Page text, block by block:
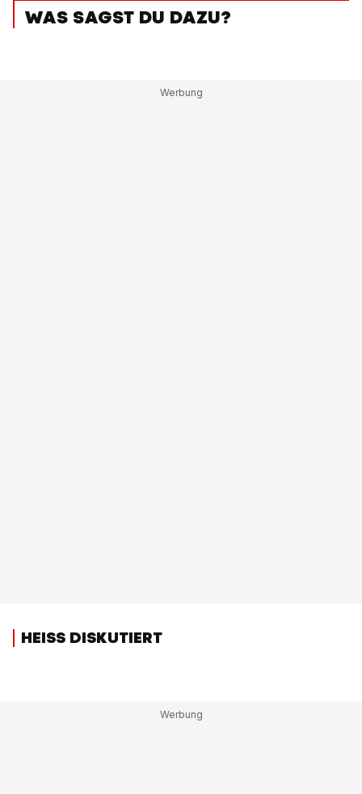
WAS SAGST DU DAZU?
HEISS DISKUTIERT